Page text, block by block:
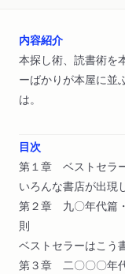
内容紹介
本探し術、読書術を
ーばかりが本屋に並
は。
目次
第１章 ベストセラ
いろんな書店が出現
第２章 九〇年代篇
則
ベストセラーはこう
第３章 二〇〇〇年